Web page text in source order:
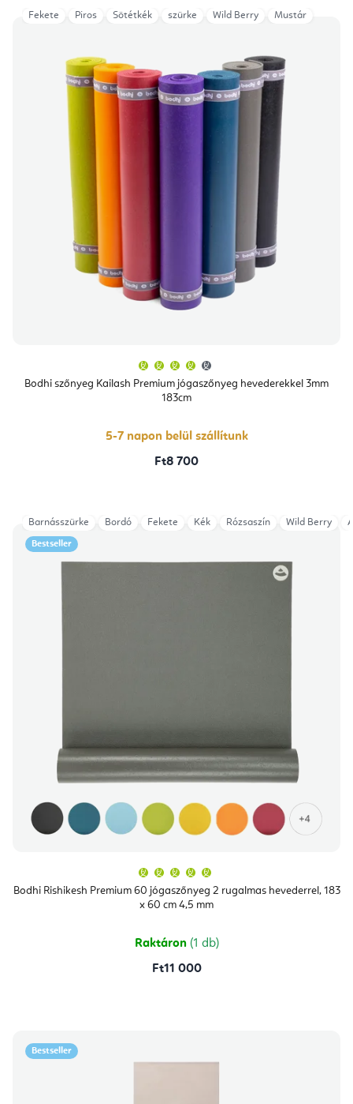
Bodhi szőnyeg Kailash Premium jógaszőnyeg hevederekkel 3mm
183cm
átlagos
értékelése
csillag.
5-7 napon belül szállítunk
Ft8 700
Fekete Piros Sötétkék szürke Wild Berry Mustár
Bestseller
Bodhi Rishikesh Premium 60 jógaszőnyeg 2 rugalmas hevederrel, 183
x 60 cm 4,5 mm
átlagos
értékelése
csillag.
Raktáron (1 db)
Ft11 000
Barnásszürke Bordó Fekete Kék Rózsaszín Wild Berry
Bestseller